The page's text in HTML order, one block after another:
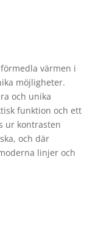
värmen i
möjligheter.
och unika
funktion och ett
ur kontrasten
och där
linjer och